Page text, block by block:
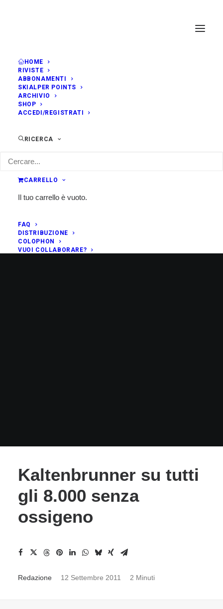
HOME
RIVISTE
ABBONAMENTI
SKIALPER POINTS
ARCHIVIO
SHOP
ACCEDI/REGISTRATI
RICERCA
CARRELLO
Il tuo carrello è vuoto.
FAQ
DISTRIBUZIONE
COLOPHON
VUOI COLLABORARE?
Kaltenbrunner su tutti
gli 8.000 senza
ossigeno
Redazione 12 Settembre 2011 2 Minuti